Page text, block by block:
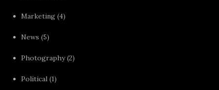
Marketing (4)
News (5)
Photography(2)
Political (1)